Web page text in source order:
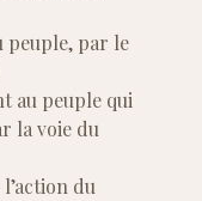
peuple, par le
au peuple qui
la voie du
du